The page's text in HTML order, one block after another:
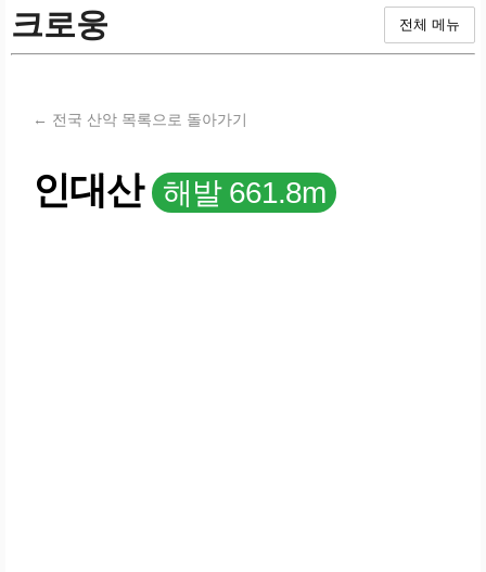
크로웅 전체 메뉴
← 전국 산악 목록으로 돌아가기
인대산 해발 661.8m